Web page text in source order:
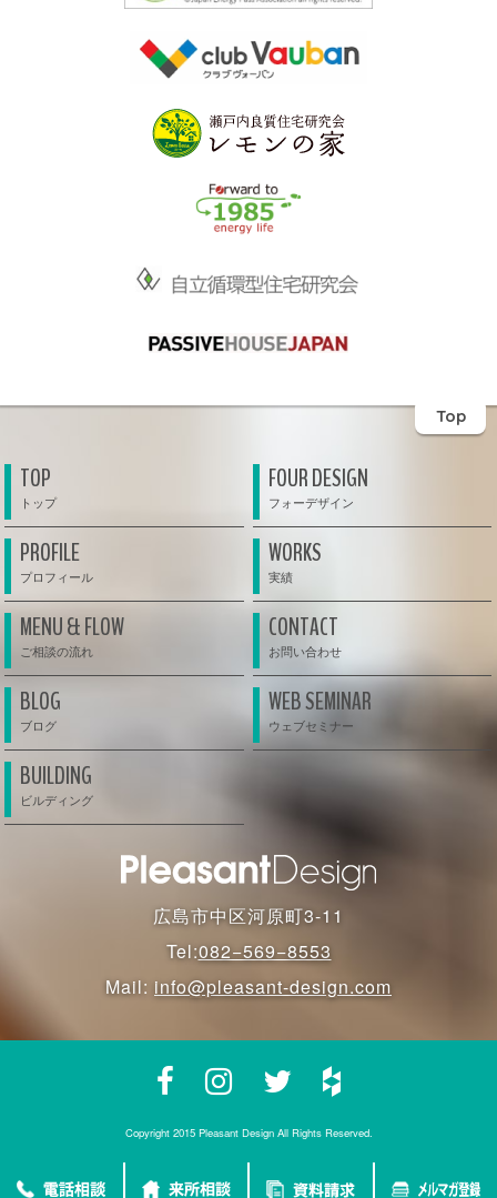
Top
TOP FOUR DESIGN
PROFILE WORKS
MENU & FLOW CONTACT
BLOG WEB SEMINAR
BUILDING
広島市中区河原町3-11
Tel:082−569−8553
Mail: info@pleasant-design.com
Copyright 2015 Pleasant Design All Rights Reserved.